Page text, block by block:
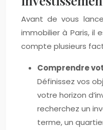
Avant de vous
immobilier à Paris, il
compte plusieurs
Comprendre
Définissez vos
votre horizon
recherchez un
terme, un